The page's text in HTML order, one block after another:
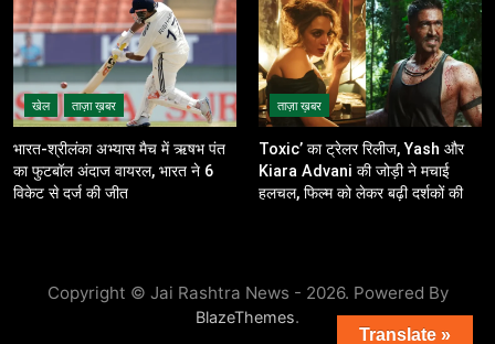
खेल ताज़ा ख़बर
भारत-श्रीलंका अभ्यास मैच में ऋषभ पंत
का फुटबॉल अंदाज वायरल, भारत ने 6
विकेट से दर्ज की जीत
ताज़ा ख़बर
Toxic’ का ट्रेलर रिलीज, Yash और
Kiara Advani की जोड़ी ने मचाई
हलचल, फिल्म को लेकर बढ़ी दर्शकों की
Copyright © Jai Rashtra News - 2026. Powered By
BlazeThemes.
Translate »